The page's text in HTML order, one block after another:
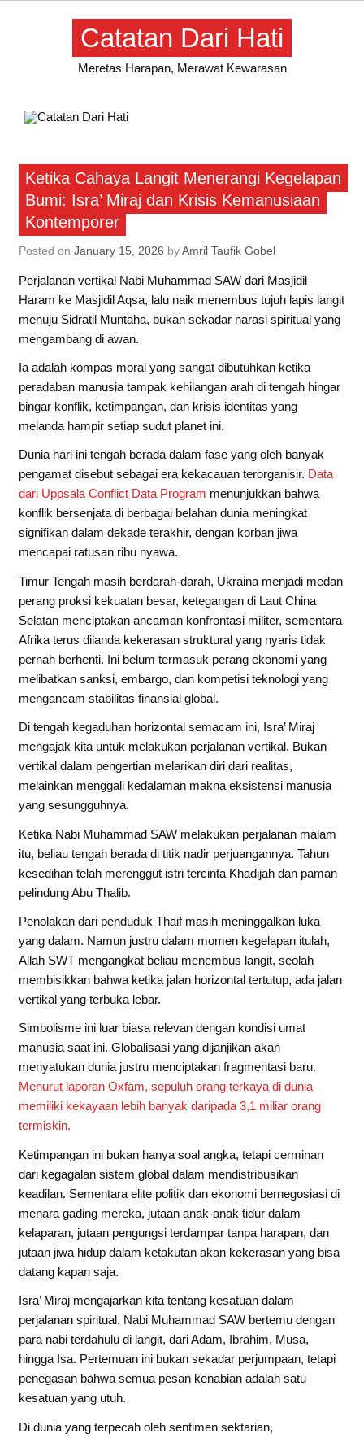
Skip
Catatan Dari Hati
Meretas Harapan, Merawat Kewarasan
Artikel
Ketika Cahaya Langit Menerangi Kegelapan
Bumi: Isra’ Miraj dan Krisis Kemanusiaan
Kontemporer
Posted on January 15, 2026 byAmril Taufik Gobel
Perjalanan vertikal Nabi Muhammad SAW dari Masjidil
Haram ke Masjidil Aqsa, lalu naik menembus tujuh lapis langit
menuju Sidratil Muntaha, bukan sekadar narasi spiritual yang
mengambang di awan.
Ia adalah kompas moral yang sangat dibutuhkan ketika
peradaban manusia tampak kehilangan arah di tengah hingar
bingar konflik, ketimpangan, dan krisis identitas yang
melanda hampir setiap sudut planet ini.
Dunia hari ini tengah berada dalam fase yang oleh banyak
pengamat disebut sebagai era kekacauan terorganisir. Data
dari Uppsala Conflict Data Program menunjukkan bahwa
konflik bersenjata di berbagai belahan dunia meningkat
signifikan dalam dekade terakhir, dengan korban jiwa
mencapai ratusan ribu nyawa.
Timur Tengah masih berdarah-darah, Ukraina menjadi medan
perang proksi kekuatan besar, ketegangan di Laut China
Selatan menciptakan ancaman konfrontasi militer, sementara
Afrika terus dilanda kekerasan struktural yang nyaris tidak
pernah berhenti. Ini belum termasuk perang ekonomi yang
melibatkan sanksi, embargo, dan kompetisi teknologi yang
mengancam stabilitas finansial global.
Di tengah kegaduhan horizontal semacam ini, Isra’ Miraj
mengajak kita untuk melakukan perjalanan vertikal. Bukan
vertikal dalam pengertian melarikan diri dari realitas,
melainkan menggali kedalaman makna eksistensi manusia
yang sesungguhnya.
Ketika Nabi Muhammad SAW melakukan perjalanan malam
itu, beliau tengah berada di titik nadir perjuangannya. Tahun
kesedihan telah merenggut istri tercinta Khadijah dan paman
pelindung Abu Thalib.
Penolakan dari penduduk Thaif masih meninggalkan luka
yang dalam. Namun justru dalam momen kegelapan itulah,
Allah SWT mengangkat beliau menembus langit, seolah
membisikkan bahwa ketika jalan horizontal tertutup, ada jalan
vertikal yang terbuka lebar.
Simbolisme ini luar biasa relevan dengan kondisi umat
manusia saat ini. Globalisasi yang dijanjikan akan
menyatukan dunia justru menciptakan fragmentasi baru.
Menurut laporan Oxfam, sepuluh orang terkaya di dunia
memiliki kekayaan lebih banyak daripada 3,1 miliar orang
termiskin.
Ketimpangan ini bukan hanya soal angka, tetapi cerminan
dari kegagalan sistem global dalam mendistribusikan
keadilan. Sementara elite politik dan ekonomi bernegosiasi di
menara gading mereka, jutaan anak-anak tidur dalam
kelaparan, jutaan pengungsi terdampar tanpa harapan, dan
jutaan jiwa hidup dalam ketakutan akan kekerasan yang bisa
datang kapan saja.
Isra’ Miraj mengajarkan kita tentang kesatuan dalam
perjalanan spiritual. Nabi Muhammad SAW bertemu dengan
para nabi terdahulu di langit, dari Adam, Ibrahim, Musa,
hingga Isa. Pertemuan ini bukan sekadar perjumpaan, tetapi
penegasan bahwa semua pesan kenabian adalah satu
kesatuan yang utuh.
Di dunia yang terpecah oleh sentimen sektarian,